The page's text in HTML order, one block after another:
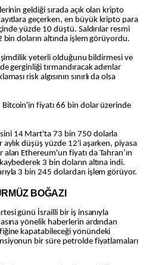
geldiği sırada açık olan kripto
geçerken, en büyük kripto para
yüzde 10 düştü. Saldırılar resmi
doların altında işlem görüyordu.
şimdilik yeterli olduğunu bildirmesi ve
gerginliği tırmandıracak adımlar
risk algısının sınırlı da olsa
Bitcoin'in fiyatı 66 bin dolar üzerinde
14 Mart'ta 73 bin 750 dolarla
düşüş yüzde 12'i aşarken, piyasa
alan Ethereum'un fiyatı da Tahran’ın
3 bin doların altına indi.
3 bin 245 dolardan işlem görüyor.
BOĞAZI
günü İsrailli bir iş insanıyla
yönelik haberlerin ardından
kapatabileceği yönündeki
bir süre petrolde fiyatlamaları